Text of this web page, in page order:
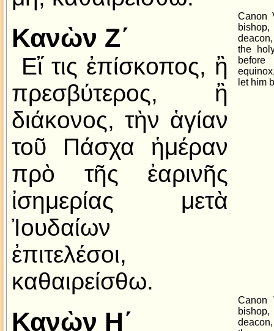
Κανὼν Ζ´
Εἴ τις ἐπίσκοπος, ἢ
πρεσβύτερος, ἢ
διάκονος, τὴν ἁγίαν
τοῦ Πάσχα ἡμέραν
πρὸ τῆς ἐαρινῆς
ἰσημερίας μετὰ
Ἰουδαίων
ἐπιτελέσοι,
καθαιρείσθω.
Canon
the
let him
Κανὼν Η´
Canon